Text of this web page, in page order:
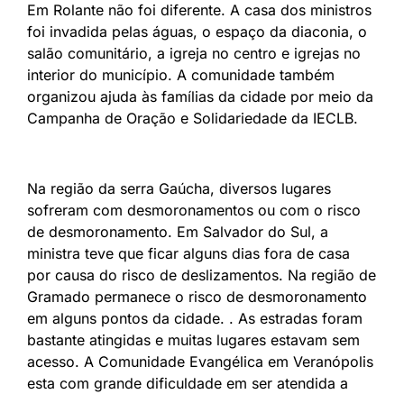
Em Rolante não foi diferente. A casa dos ministros
foi invadida pelas águas, o espaço da diaconia, o
salão comunitário, a igreja no centro e igrejas no
interior do município. A comunidade também
organizou ajuda às famílias da cidade por meio da
Campanha de Oração e Solidariedade da IECLB.
Na região da serra Gaúcha, diversos lugares
sofreram com desmoronamentos ou com o risco
de desmoronamento. Em Salvador do Sul, a
ministra teve que ficar alguns dias fora de casa
por causa do risco de deslizamentos. Na região de
Gramado permanece o risco de desmoronamento
em alguns pontos da cidade. . As estradas foram
bastante atingidas e muitas lugares estavam sem
acesso. A Comunidade Evangélica em Veranópolis
esta com grande dificuldade em ser atendida a